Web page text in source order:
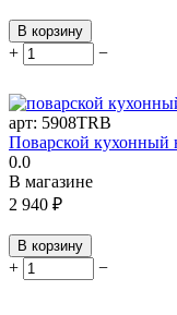
В корзину
+ −
арт: 5908TRB
Поварской кухонный
0.0
В магазине
2 940 ₽
В корзину
+ −